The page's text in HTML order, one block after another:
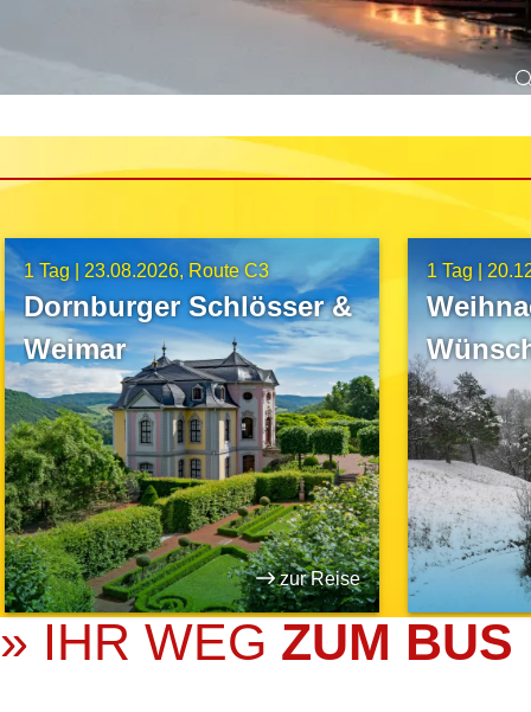
1 Tag |
1 Tag | 23.08.2026 Route C3
Dornburger Schlösser &
Weimar
zur Reise
» IHR WEG ZUM BUS